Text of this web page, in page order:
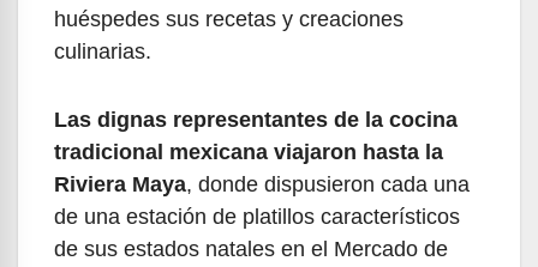
huéspedes sus recetas y creaciones
culinarias.
Las dignas representantes de la cocina
tradicional mexicana viajaron hasta la
Riviera Maya, donde dispusieron cada una
de una estación de platillos característicos
de sus estados natales en el Mercado de